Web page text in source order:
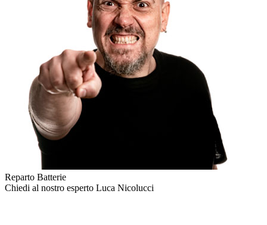
Reparto Batterie
Chiedi al nostro esperto Luca Nicolucci